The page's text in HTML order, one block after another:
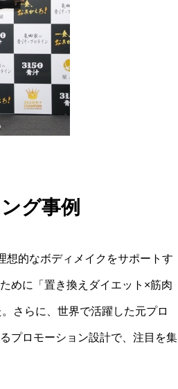
グ事例
想的なボディメイクをサポートす
めに「置き換えダイエット×筋肉
さらに、世界で活躍した元プロ
プロモーション設計で、注目を集